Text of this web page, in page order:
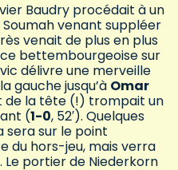
Baudry procédait à un
venant suppléer
venait de plus en plus
bettembourgeoise sur
délivre une merveille
gauche jusqu’à Omar
de la tête (!) trompait un
(1-0, 52′). Quelques
sera sur le point
du hors-jeu, mais verra
portier de Niederkorn